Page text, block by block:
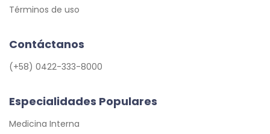
Términos de uso
Contáctanos
(+58) 0422-333-8000
Especialidades Populares
Medicina Interna